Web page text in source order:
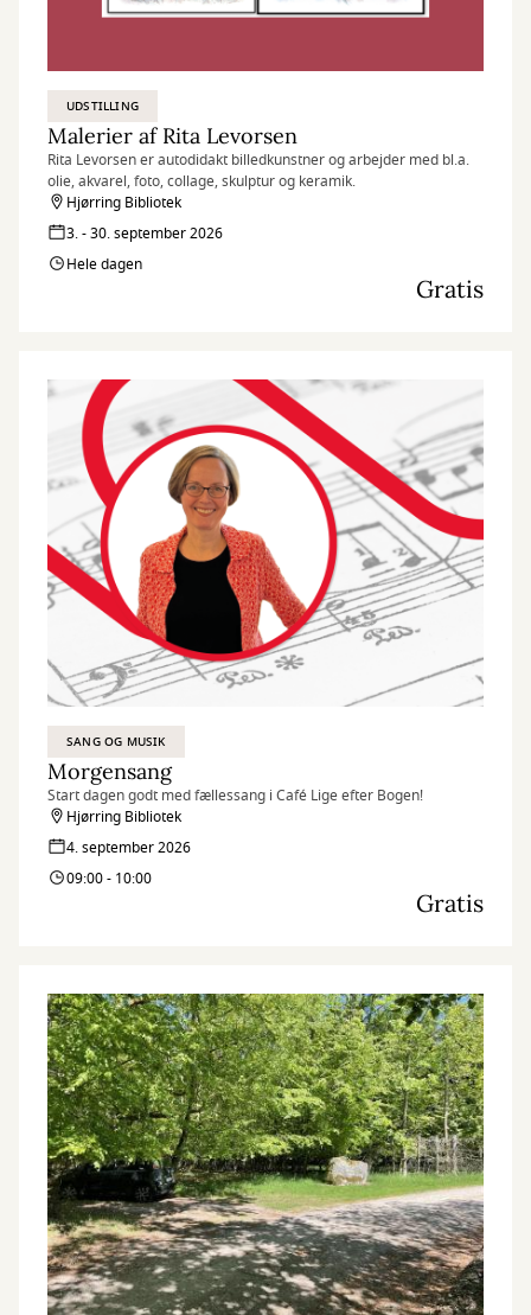
UDSTILLING
Malerier af Rita Levorsen
Rita Levorsen er autodidakt billedkunstner og arbejder med bl.a.
olie, akvarel, foto, collage, skulptur og keramik.
Hjørring Bibliotek
3. - 30. september 2026
Hele dagen
Gratis
SANG OG MUSIK
Morgensang
Start dagen godt med fællessang i Café Lige efter Bogen!
Hjørring Bibliotek
4. september 2026
09:00 - 10:00
Gratis